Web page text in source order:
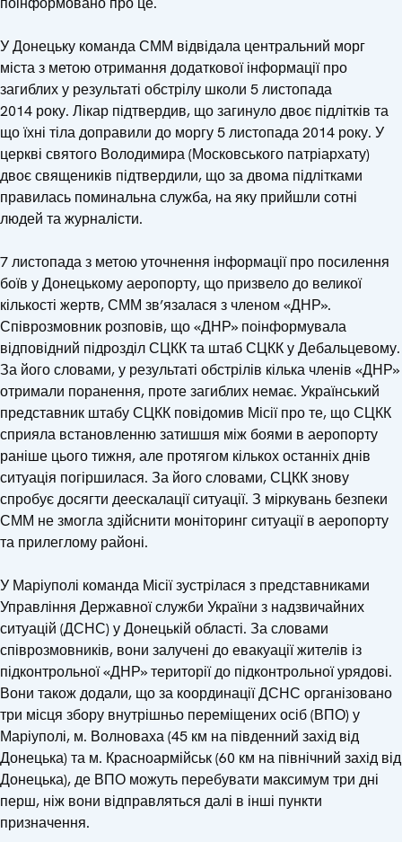
У Донецьку команда СММ відвідала центральний морг
міста з метою отримання додаткової інформації про
загиблих у результаті обстрілу школи 5 листопада
2014 року. Лікар підтвердив, що загинуло двоє підлітків та
що їхні тіла доправили до моргу 5 листопада 2014 року. У
церкві святого Володимира (Московського патріархату)
двоє священиків підтвердили, що за двома підлітками
правилась поминальна служба, на яку прийшли сотні
людей та журналісти.
7 листопада з метою уточнення інформації про посилення
боїв у Донецькому аеропорту, що призвело до великої
кількості жертв, СММ зв’язалася з членом «ДНР».
Співрозмовник розповів, що «ДНР» поінформувала
відповідний підрозділ СЦКК та штаб СЦКК у Дебальцевому.
За його словами, у результаті обстрілів кілька членів «ДНР»
отримали поранення, проте загиблих немає. Український
представник штабу СЦКК повідомив Місії про те, що СЦКК
сприяла встановленню затишшя між боями в аеропорту
раніше цього тижня, але протягом кількох останніх днів
ситуація погіршилася. За його словами, СЦКК знову
спробує досягти деескалації ситуації. З міркувань безпеки
СММ не змогла здійснити моніторинг ситуації в аеропорту
та прилеглому районі.
У Маріуполі команда Місії зустрілася з представниками
Управління Державної служби України з надзвичайних
ситуацій (ДСНС) у Донецькій області. За словами
співрозмовників, вони залучені до евакуації жителів із
підконтрольної «ДНР» території до підконтрольної урядові.
Вони також додали, що за координації ДСНС організовано
три місця збору внутрішньо переміщених осіб (ВПО) у
Маріуполі, м. Волноваха (45 км на південний захід від
Донецька) та м. Красноармійськ (60 км на північний захід від
Донецька), де ВПО можуть перебувати максимум три дні
перш, ніж вони відправляться далі в інші пункти
призначення.